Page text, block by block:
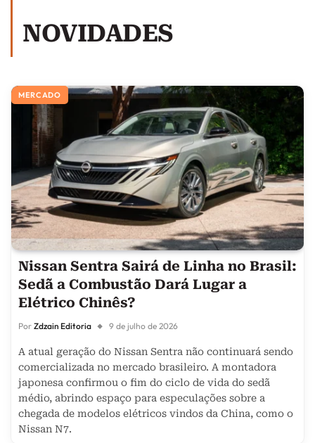
NOVIDADES
MERCADO
Nissan Sentra Sairá de Linha no Brasil:
Sedã a Combustão Dará Lugar a
Elétrico Chinês?
Por Zdzain Editoria 9 de julho de 2026
A atual geração do Nissan Sentra não continuará sendo
comercializada no mercado brasileiro. A montadora
japonesa confirmou o fim do ciclo de vida do sedã
médio, abrindo espaço para especulações sobre a
chegada de modelos elétricos vindos da China, como o
Nissan N7.